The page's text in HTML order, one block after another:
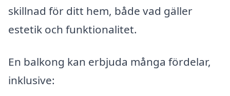
skillnad för ditt hem, både vad gäller
estetik och funktionalitet.
En balkong kan erbjuda många fördelar,
inklusive: